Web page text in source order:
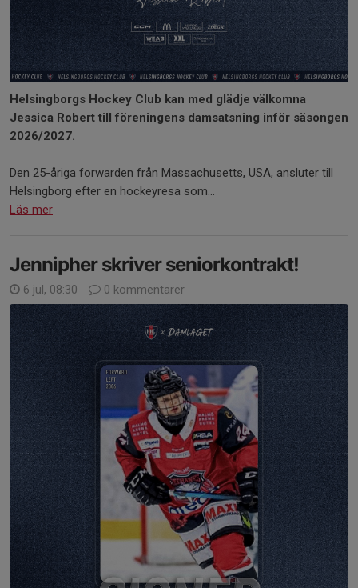
Helsingborgs Hockey Club kan med glädje välkomna
Jessica Robert till föreningens damsatsning inför säsongen
2026/2027.
Den 25-åriga forwarden från Massachusetts, USA, ansluter till
Helsingborg efter en hockeyresa som...
Läs mer
Jennipher skriver seniorkontrakt!
6 jul, 08:30 0 kommentarer